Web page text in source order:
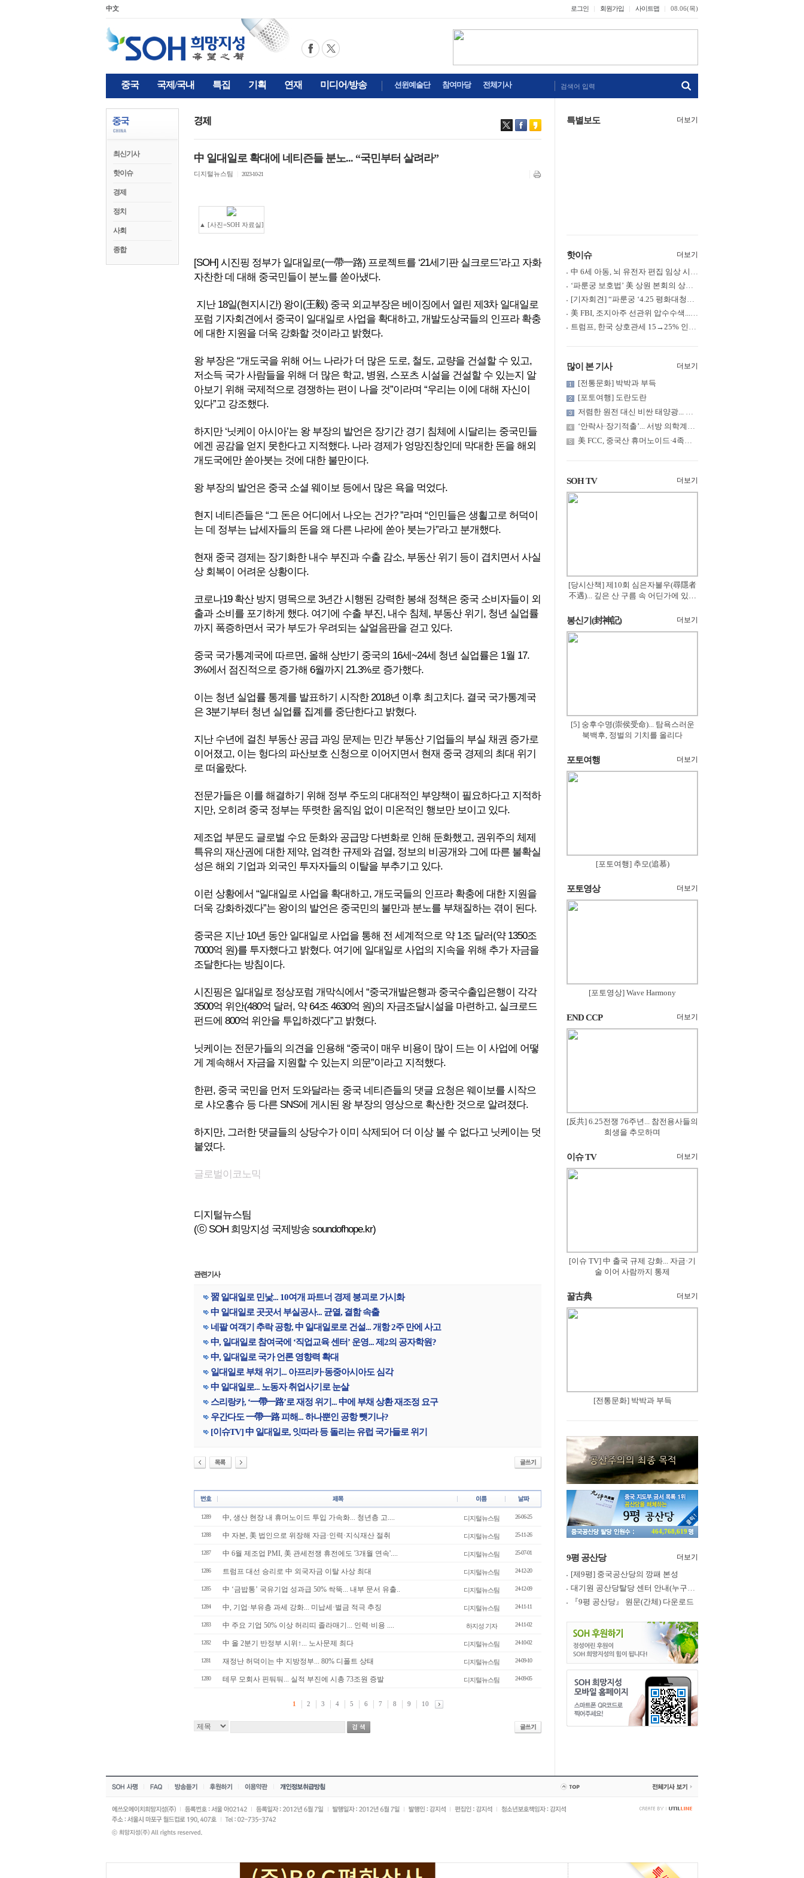
中文 로그인 회원가입 사이트맵 08.06(목)
중국 국제/국내 특집 기획 연재 미디어/방송 션윈예술단 참여마당 전체기사 검색어 입력
최신기사
핫이슈
경제
정치
사회
종합
中 일대일로 확대에 네티즌들 분노... “국민부터 살려라”
디지털뉴스팀 2023-10-21
▲ [사진=SOH 자료실]
[SOH] 시진핑 정부가 일대일로(一帶一路) 프로젝트를 ‘21세기판 실크로드’라고 자화
자찬한 데 대해 중국민들이 분노를 쏟아냈다.
지난 18일(현지시간) 왕이(王毅) 중국 외교부장은 베이징에서 열린 제3차 일대일로
포럼 기자회견에서 중국이 일대일로 사업을 확대하고, 개발도상국들의 인프라 확충
에 대한 지원을 더욱 강화할 것이라고 밝혔다.
왕 부장은 “개도국을 위해 어느 나라가 더 많은 도로, 철도, 교량을 건설할 수 있고,
저소득 국가 사람들을 위해 더 많은 학교, 병원, 스포츠 시설을 건설할 수 있는지 알
아보기 위해 국제적으로 경쟁하는 편이 나을 것”이라며 “우리는 이에 대해 자신이
있다”고 강조했다.
하지만 ‘닛케이 아시아’는 왕 부장의 발언은 장기간 경기 침체에 시달리는 중국민들
에겐 공감을 얻지 못한다고 지적했다. 나라 경제가 엉망진창인데 막대한 돈을 해외
개도국에만 쏟아붓는 것에 대한 불만이다.
왕 부장의 발언은 중국 소셜 웨이보 등에서 많은 욕을 먹었다.
현지 네티즌들은 “그 돈은 어디에서 나오는 건가? ”라며 “인민들은 생횔고로 허덕이
는 데 정부는 납세자들의 돈을 왜 다른 나라에 쏟아 붓는가”라고 분개했다.
현재 중국 경제는 장기화한 내수 부진과 수출 감소, 부동산 위기 등이 겹치면서 사실
상 회복이 어려운 상황이다.
코로나19 확산 방지 명목으로 3년간 시행된 강력한 봉쇄 정책은 중국 소비자들이 외
출과 소비를 포기하게 했다. 여기에 수출 부진, 내수 침체, 부동산 위기, 청년 실업률
까지 폭증하면서 국가 부도가 우려되는 살얼음판을 걷고 있다.
중국 국가통계국에 따르면, 올해 상반기 중국의 16세~24세 청년 실업률은 1월 17.
3%에서 점진적으로 증가해 6월까지 21.3%로 증가했다.
이는 청년 실업률 통계를 발표하기 시작한 2018년 이후 최고치다. 결국 국가통계국
은 3분기부터 청년 실업률 집계를 중단한다고 밝혔다.
지난 수년에 걸친 부동산 공급 과잉 문제는 민간 부동산 기업들의 부실 채권 증가로
이어졌고, 이는 헝다의 파산보호 신청으로 이어지면서 현재 중국 경제의 최대 위기
로 떠올랐다.
전문가들은 이를 해결하기 위해 정부 주도의 대대적인 부양책이 필요하다고 지적하
지만, 오히려 중국 정부는 뚜렷한 움직임 없이 미온적인 행보만 보이고 있다.
제조업 부문도 글로벌 수요 둔화와 공급망 다변화로 인해 둔화했고, 권위주의 체제
특유의 재산권에 대한 제약, 엄격한 규제와 검열, 정보의 비공개와 그에 따른 불확실
성은 해외 기업과 외국인 투자자들의 이탈을 부추기고 있다.
이런 상황에서 “일대일로 사업을 확대하고, 개도국들의 인프라 확충에 대한 지원을
더욱 강화하겠다”는 왕이의 발언은 중국민의 불만과 분노를 부채질하는 겪이 된다.
중국은 지난 10년 동안 일대일로 사업을 통해 전 세계적으로 약 1조 달러(약 1350조
7000억 원)를 투자했다고 밝혔다. 여기에 일대일로 사업의 지속을 위해 추가 자금을
조달한다는 방침이다.
시진핑은 일대일로 정상포럼 개막식에서 “중국개발은행과 중국수출입은행이 각각
3500억 위안(480억 달러, 약 64조 4630억 원)의 자금조달시설을 마련하고, 실크로드
펀드에 800억 위안을 투입하겠다”고 밝혔다.
닛케이는 전문가들의 의견을 인용해 “중국이 매우 비용이 많이 드는 이 사업에 어떻
게 계속해서 자금을 지원할 수 있는지 의문”이라고 지적했다.
한편, 중국 국민을 먼저 도와달라는 중국 네티즌들의 댓글 요청은 웨이보를 시작으
로 샤오홍슈 등 다른 SNS에 게시된 왕 부장의 영상으로 확산한 것으로 알려졌다.
하지만, 그러한 댓글들의 상당수가 이미 삭제되어 더 이상 볼 수 없다고 닛케이는 덧
붙였다.
글로벌이코노믹
디지털뉴스팀
(ⓒ SOH 희망지성 국제방송 soundofhope.kr)
관련기사
習 일대일로 민낯... 10여개 파트너 경제 붕괴로 가시화
中 일대일로 곳곳서 부실공사... 균열, 결함 속출
네팔 여객기 추락 공항, 中 일대일로로 건설... 개항 2주 만에 사고
中, 일대일로 참여국에 ‘직업교육 센터’ 운영... 제2의 공자학원?
中, 일대일로 국가 언론 영향력 확대
일대일로 부채 위기... 아프리카·동중아시아도 심각
中 일대일로... 노동자 취업사기로 눈살
스리랑카, ‘一帶一路’로 재정 위기... 中에 부채 상환 재조정 요구
우간다도 一帶一路 피해... 하나뿐인 공항 뺏기나?
[이슈TV] 中 일대일로, 잇따라 등 돌리는 유럽 국가들로 위기
1289 中, 생산 현장 내 휴머노이드 투입 가속화... 청년층 고.... 디지털뉴스팀 26-06-25
1288 中 자본, 美 법인으로 위장해 자금·인력·지식재산 절취 디지털뉴스팀 25-11-26
1287 中 6월 제조업 PMI, 美 관세전쟁 휴전에도 '3개월 연속'.... 디지털뉴스팀 25-07-01
1286 트럼프 대선 승리로 中 외국자금 이탈 사상 최대 디지털뉴스팀 24-12-20
1285 中 ‘금밥통’ 국유기업 성과급 50% 싹뚝... 내부 문서 유출.. 디지털뉴스팀 24-12-09
1284 中, 기업·부유층 과세 강화... 미납세·벌금 적극 추징 디지털뉴스팀 24-11-11
1283 中 주요 기업 50% 이상 허리띠 졸라매기... 인력·비용 .... 하지성 기자 24-11-02
1282 中 올 2분기 반정부 시위↑... 노사문제 최다 디지털뉴스팀 24-10-02
1281 재정난 허덕이는 中 지방정부... 80% 디폴트 상태 디지털뉴스팀 24-09-10
1280 테무 모회사 핀둬둬... 실적 부진에 시총 73조원 증발 디지털뉴스팀 24-09-05
1 2 3 4 5 6 7 8 9 10
특별보도 더보기
핫이슈 더보기
中 6세 아동, 뇌 유전자 편집 임상 시험 중 사망... 의료진 1년간 ....
‘파룬궁 보호법’ 美 상원 본회의 상정... 최종 입법 ‘초읽기’
[기자회견] “파룬궁 ‘4.25 평화대청원’ 기념 & 중공의 션윈 공연 .....
美 FBI, 조지아주 선관위 압수수색... 트럼프 “부정선거 증거 확보....
트럼프, 한국 상호관세 15→25% 인상... “韓 국회 무력합의 미비준”....
많이 본 기사 더보기
[전통문화] 박박과 부득
[포토여행] 도란도란
저렴한 원전 대신 비싼 태양광... 요금 부담은 누가?
‘안락사·장기적출’... 서방 의학계까지 침투한 ‘공리주의적 생명윤....
美 FCC, 중국산 휴머노이드·4족보행 로봇·전력 인버터 신규 수입 .....
SOH TV 더보기
[당시산책] 제10회 심은자불우(尋隱者
不遇)... 깊은 산 구름 속 어딘가에 있겠
봉신기(封神記) 더보기
[5] 숭후수명(崇侯受命)... 탐욕스러운
북백후, 정벌의 기치를 올리다
포토여행 더보기
[포토여행] 추모(追慕)
포토영상 더보기
[포토영상] Wave Harmony
END CCP 더보기
[反共] 6.25전쟁 76주년... 참전용사들의
희생을 추모하며
이슈 TV 더보기
[이슈 TV] 中 출국 규제 강화... 자금·기
술 이어 사람까지 통제
꿀古典 더보기
[전통문화] 박박과 부득
464,768,619
9평 공산당 더보기
[제9평] 중국공산당의 깡패 본성
대기원 공산당탈당 센터 안내(누구나 쉽게 退黨, 退團, 退隊 가능)
『9평 공산당』 원문(간체) 다운로드